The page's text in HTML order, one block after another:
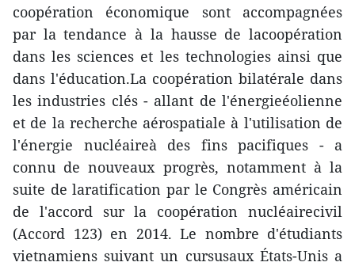
coopération économique sont accompagnées
par la tendance à la hausse de lacoopération
dans les sciences et les technologies ainsi que
dans l'éducation.La coopération bilatérale dans
les industries clés - allant de l'énergieéolienne
et de la recherche aérospatiale à l'utilisation de
l'énergie nucléaireà des fins pacifiques - a
connu de nouveaux progrès, notamment à la
suite de laratification par le Congrès américain
de l'accord sur la coopération nucléairecivil
(Accord 123) en 2014. Le nombre d'étudiants
vietnamiens suivant un cursusaux États-Unis a